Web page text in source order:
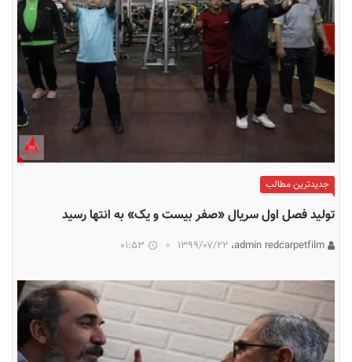
جدیدترین مطالب
تولید فصل اول سریال «صفر بیست و یک» به انتها رسید
۱۳۹۹/۰۷/۲۲ 01:53